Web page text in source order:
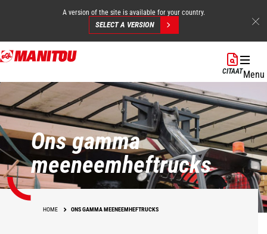
Overslaan
en
inhoud
gaan
A version of the site is available for your country.
SELECT A VERSION
CITAATMenu
Ons gamma
meeneemheftrucks
HOME ONS GAMMA MEENEEMHEFTRUCKS